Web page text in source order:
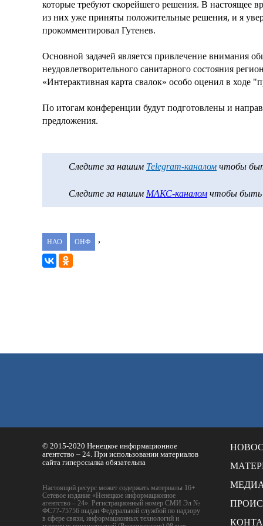
которые требуют скорейшего решения. В настоящее
из них уже приняты положительные решения, и я
прокомментировал Гутенев.
Основной задачей является привлечение внимания
неудовлетворительного санитарного состояния
«Интерактивная карта свалок» особо оценил в
По итогам конференции будут подготовлены и
предложения.
Следите за нашим Telegram-каналом чтобы
Следите за нашим МАКС-каналом чтобы быть
НАО ,
ОНФ
© 2015-2020 Ненецкое информационное
агентство – 24. При использовании материалов
сайта гиперссылка обязательна
Настоящий ресурс может содержать материалы 16+
Сетевое издание «Ненецкое информационное
агентство – 24». Регистрационный номер СМИ Эл №
ФС77-75756 выдан Федеральной службой по надзору
в сфере связи, информационных технологий и